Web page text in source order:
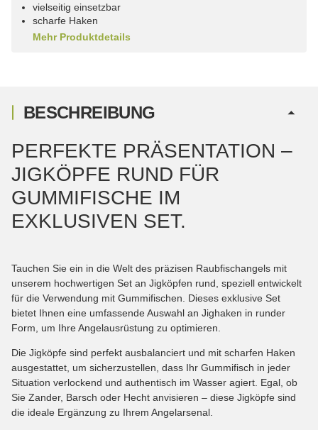
vielseitig einsetzbar
scharfe Haken
Mehr Produktdetails
BESCHREIBUNG
PERFEKTE PRÄSENTATION –
JIGKÖPFE RUND FÜR
GUMMIFISCHE IM
EXKLUSIVEN SET.
Tauchen Sie ein in die Welt des präzisen Raubfischangels mit
unserem hochwertigen Set an Jigköpfen rund, speziell entwickelt
für die Verwendung mit Gummifischen. Dieses exklusive Set
bietet Ihnen eine umfassende Auswahl an Jighaken in runder
Form, um Ihre Angelausrüstung zu optimieren.
Die Jigköpfe sind perfekt ausbalanciert und mit scharfen Haken
ausgestattet, um sicherzustellen, dass Ihr Gummifisch in jeder
Situation verlockend und authentisch im Wasser agiert. Egal, ob
Sie Zander, Barsch oder Hecht anvisieren – diese Jigköpfe sind
die ideale Ergänzung zu Ihrem Angelarsenal.